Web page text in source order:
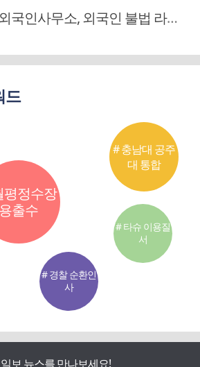
사무소, 외국인 불법 라이더 무더기 적발
드
평정수장
용출수
# 충남대 공주
대 통합
# 경찰 순환인
사
# 타슈 이용질
서
보 뉴스를 만나보세요!